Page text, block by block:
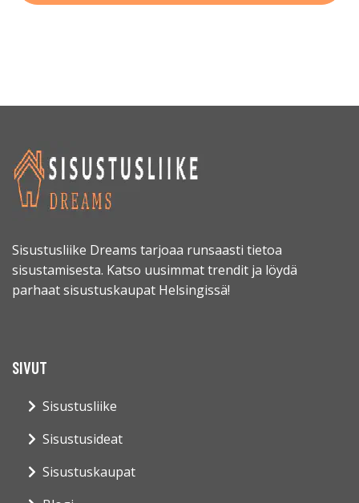
Sisustusliike Dreams tarjoaa runsaasti tietoa
sisustamisesta. Katso uusimmat trendit ja löydä
parhaat sisustuskaupat Helsingissä!
SIVUT
Sisustusliike
Sisustusideat
Sisustuskaupat